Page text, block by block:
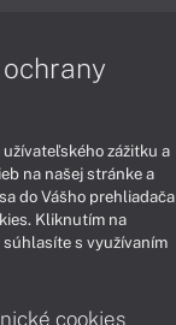
podmienky
osobných údajov
tovaru
o prístupnosti
zážitku a
na našej stránke a
do Vášho prehliadača
Kliknutím na
súhlasíte s využívaním
cookies